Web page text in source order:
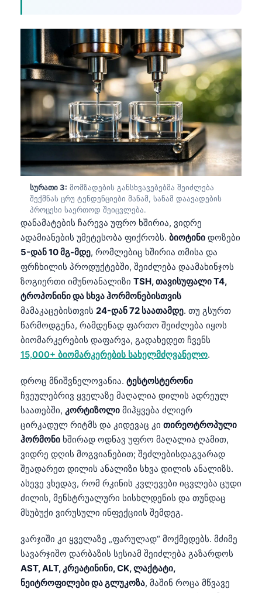
სურათი 3: მომზადების განსხვავებებმა შეიძლება
შექმნას ცრუ ტენდენციები მანამ, სანამ დაავადების
პროცესი საერთოდ შეიცვლება.
დანამატების ჩარევა უფრო ხშირია, ვიდრე
ადამიანების უმეტესობა ფიქრობს. ბიოტინი დოზები
5-დან 10 მგ-მდე, რომლებიც ხშირია თმისა და
ფრჩხილის პროდუქტებში, შეიძლება დაამახინჯოს
ზოგიერთი იმუნოანალიზი TSH, თავისუფალი T4,
ტროპონინი და სხვა ჰორმონებისთვის
მამაკაცებისთვის 24-დან 72 საათამდე. თუ გსურთ
წარმოდგენა, რამდენად ფართო შეიძლება იყოს
ბიომარკერების დაფარვა, გადახედეთ ჩვენს
15,000+ ბიომარკერების სახელმძღვანელო.
დროც მნიშვნელოვანია. ტესტოსტერონი
ჩვეულებრივ ყველაზე მაღალია დილის ადრეულ
საათებში, კორტიზოლი მიჰყვება ძლიერ
ცირკადულ რიტმს და კიდევაც კი თირეოტროპული
ჰორმონი ხშირად ოდნავ უფრო მაღალია ღამით,
ვიდრე დღის მოგვიანებით; შეძლებისდაგვარად
შეადარეთ დილის ანალიზი სხვა დილის ანალიზს.
ასევე ვხედავ, რომ რკინის კვლევები იცვლება ცუდი
ძილის, მენსტრუალური სისხლდენის და თუნდაც
მსუბუქი ვირუსული ინფექციის შემდეგ.
ვარჯიში კი ყველაზე „ფარულად“ მოქმედებს. მძიმე
სავარჯიშო დარბაზის სესიამ შეიძლება გაზარდოს
AST, ALT, კრეატინინი, CK, ლაქტატი,
ნეიტროფილები და გლუკოზა, მაშინ როცა მწვავე